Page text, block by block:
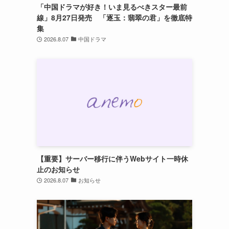
「中国ドラマが好き！いま見るべきスター最前
線」8月27日発売 「逐玉：翡翠の君」を徹底特
集
2026.8.07 中国ドラマ
【重要】サーバー移行に伴うWebサイト一時休
止のお知らせ
2026.8.07 お知らせ